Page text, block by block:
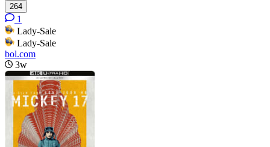
264
1
Lady-Sale
Lady-Sale
bol.com
3w